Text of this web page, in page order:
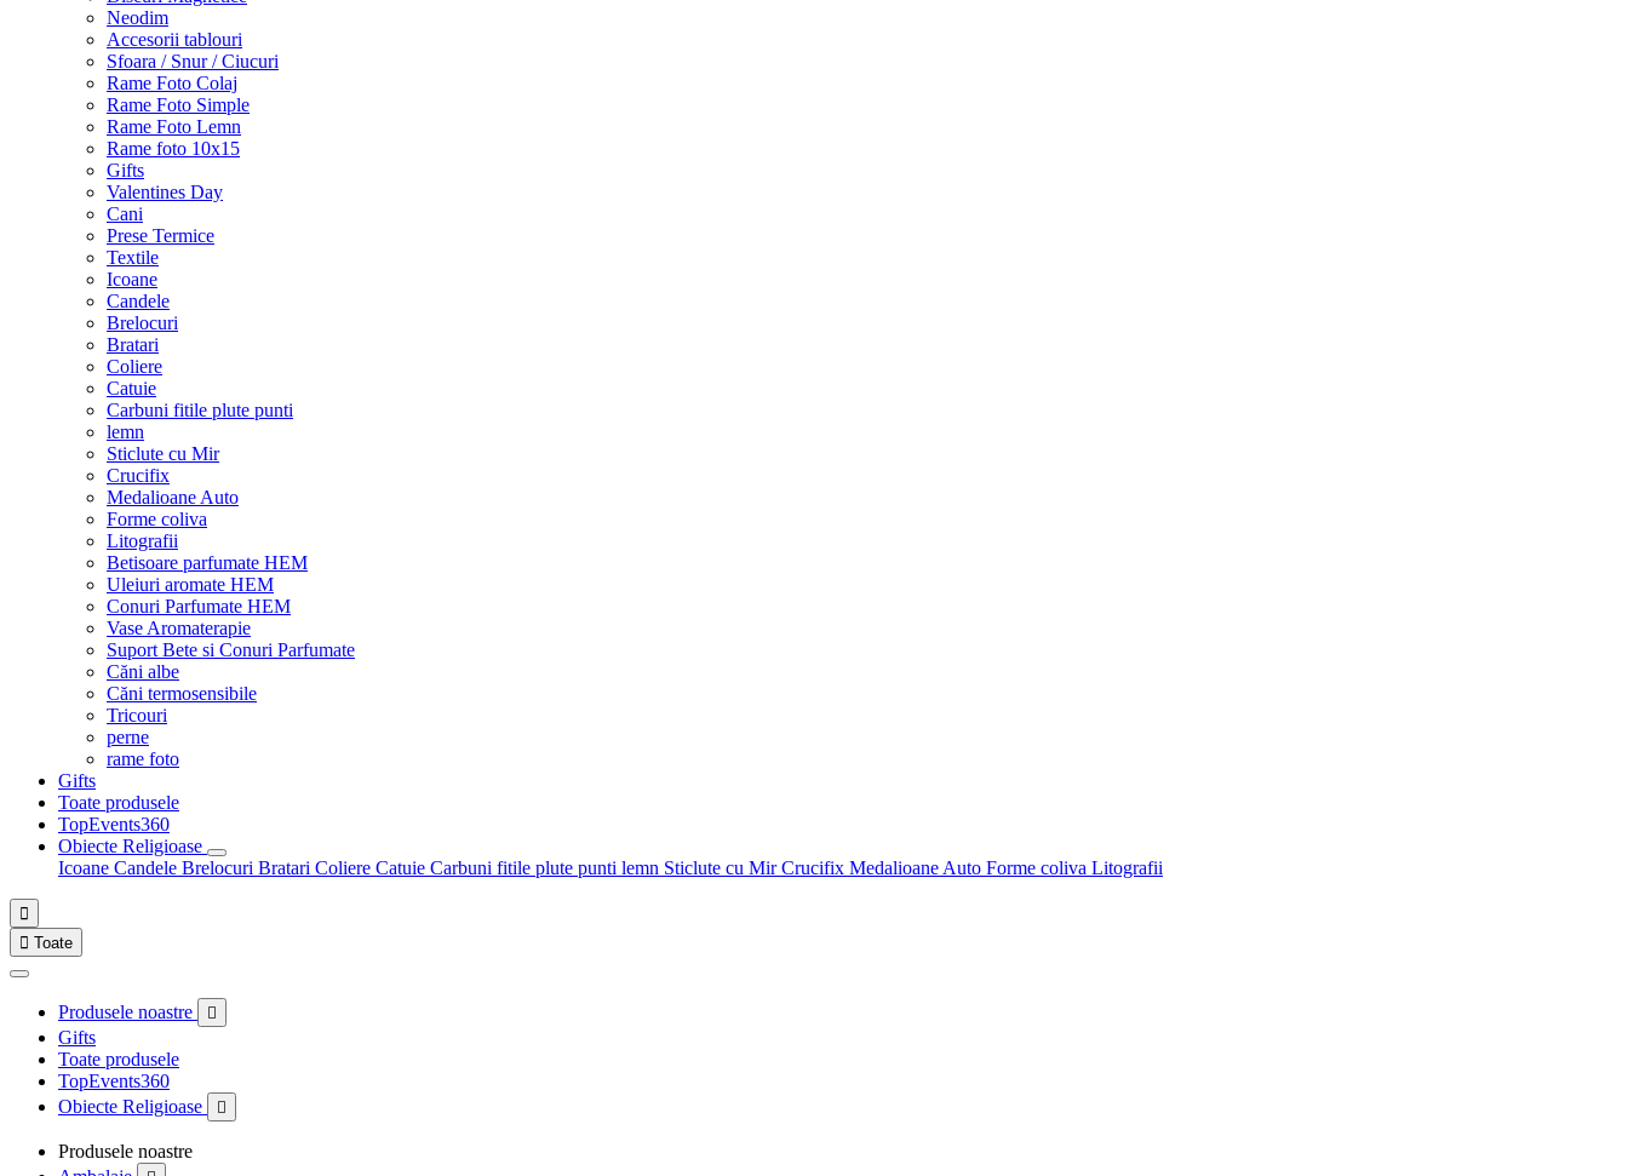
Neodim
Accesorii tablouri
Sfoara / Snur / Ciucuri
Rame Foto Colaj
Rame Foto Simple
Rame Foto Lemn
Rame foto 10x15
Gifts
Valentines Day
Cani
Prese Termice
Textile
Icoane
Candele
Brelocuri
Bratari
Coliere
Catuie
Carbuni fitile plute punti
lemn
Sticlute cu Mir
Crucifix
Medalioane Auto
Forme coliva
Litografii
Betisoare parfumate HEM
Uleiuri aromate HEM
Conuri Parfumate HEM
Vase Aromaterapie
Suport Bete si Conuri Parfumate
Căni albe
Căni termosensibile
Tricouri
perne
rame foto
Gifts
Toate produsele
TopEvents360
Obiecte Religioase
Icoane Candele Brelocuri Bratari Coliere Catuie Carbuni fitile plute punti lemn Sticlute cu MirCrucifix Medalioane Auto Forme coliva Litografii

 Toate
Produsele noastre 
Gifts
Toate produsele
TopEvents360
Obiecte Religioase

Produsele noastre